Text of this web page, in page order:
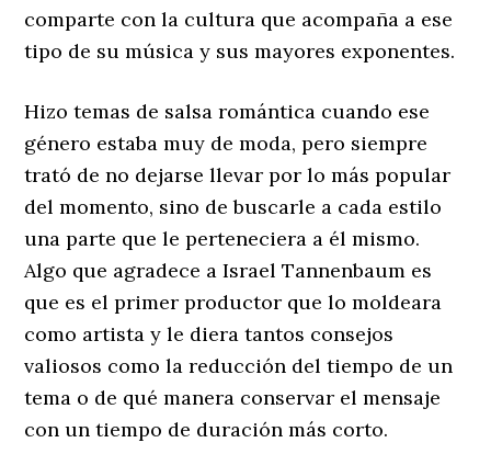
comparte con la cultura que acompaña a ese
tipo de su música y sus mayores exponentes.
Hizo temas de salsa romántica cuando ese
género estaba muy de moda, pero siempre
trató de no dejarse llevar por lo más popular
del momento, sino de buscarle a cada estilo
una parte que le perteneciera a él mismo.
Algo que agradece a Israel Tannenbaum es
que es el primer productor que lo moldeara
como artista y le diera tantos consejos
valiosos como la reducción del tiempo de un
tema o de qué manera conservar el mensaje
con un tiempo de duración más corto.